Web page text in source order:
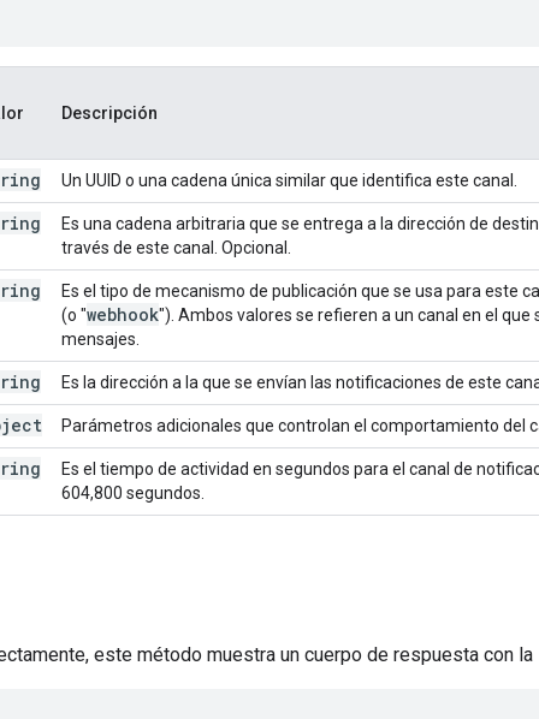
Descripción
Un UUID o una cadena única similar que identifica este canal.
Es una cadena arbitraria que se entrega a la dirección de
través de este canal. Opcional.
Es el tipo de mecanismo de publicación que se usa para este
(o "webhook"). Ambos valores se refieren a un canal en el
mensajes.
Es la dirección a la que se envían las notificaciones de este
Parámetros adicionales que controlan el comportamiento del
Es el tiempo de actividad en segundos para el canal de
604,800 segundos.
este método muestra un cuerpo de respuesta con